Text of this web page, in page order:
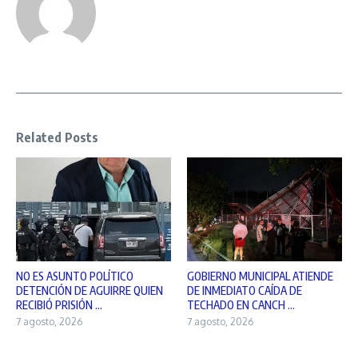
Related Posts
NO ES ASUNTO POLÍTICO
DETENCIÓN DE AGUIRRE QUIEN
RECIBIÓ PRISIÓN ...
7 agosto, 2026
GOBIERNO MUNICIPAL ATIENDE
DE INMEDIATO CAÍDA DE
TECHADO EN CANCH ...
7 agosto, 2026